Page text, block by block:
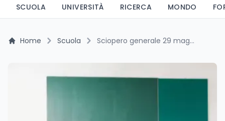
SCUOLA UNIVERSITÀ RICERCA MONDO
Home Scuola Sciopero generale 29 maggio: quarta astensione di maggio per la scuola